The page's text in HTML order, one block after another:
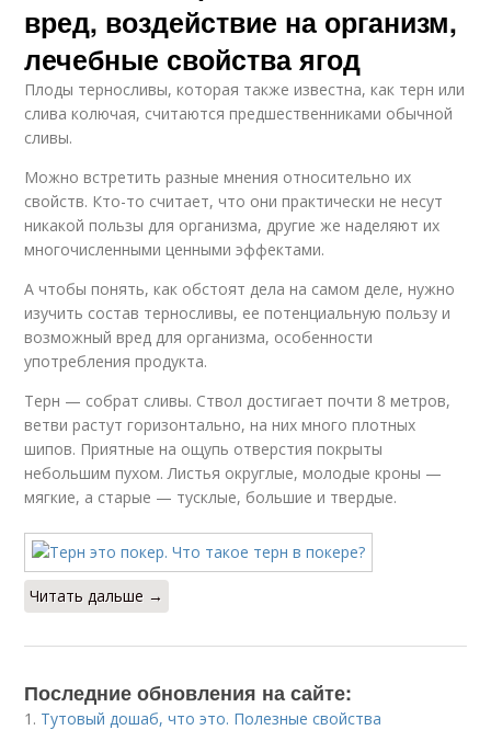
вред, воздействие на организм,
лечебные свойства ягод
Плоды терносливы, которая также известна, как терн или
слива колючая, считаются предшественниками обычной
сливы.
Можно встретить разные мнения относительно их
свойств. Кто-то считает, что они практически не несут
никакой пользы для организма, другие же наделяют их
многочисленными ценными эффектами.
А чтобы понять, как обстоят дела на самом деле, нужно
изучить состав терносливы, ее потенциальную пользу и
возможный вред для организма, особенности
употребления продукта.
Терн — собрат сливы. Ствол достигает почти 8 метров,
ветви растут горизонтально, на них много плотных
шипов. Приятные на ощупь отверстия покрыты
небольшим пухом. Листья округлые, молодые кроны —
мягкие, а старые — тусклые, большие и твердые.
Читать дальше →
Последние обновления на сайте:
1. Тутовый дошаб, что это. Полезные свойства